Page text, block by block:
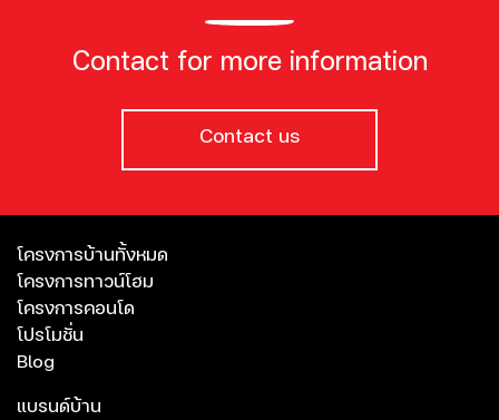
Contact for more information
Contact us
โครงการบ้านทั้งหมด
โครงการทาวน์โฮม
โครงการคอนโด
โปรโมชั่น
Blog
แบรนด์บ้าน